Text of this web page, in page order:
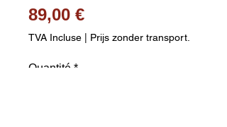
89,00 €Prix
TVA Incluse | Prijs zonder transport.
Quantité *